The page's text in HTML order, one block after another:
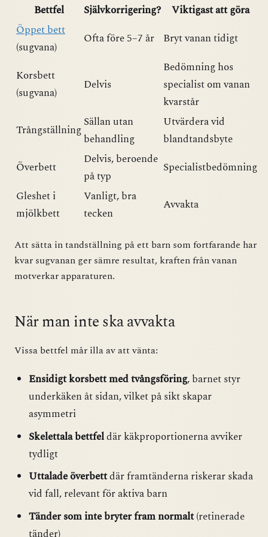
Bettfel Självkorrigering?
Viktigast att göra
Öppet bett
(sugvana)
Ofta före 5–7 år Bryt vanan tidigt
Korsbett
(sugvana)
Delvis
Bedömning hos
specialist om vanan
kvarstår
Trångställning
Sällan utan
behandling
Utvärdera vid
blandtandsbyte
Överbett
Delvis, beroende
på typ
Specialistbedömning
Gleshet i
mjölkbett
Vanligt, bra
tecken
Avvakta
Att sätta in tandställning på ett barn som fortfarande har
kvar sugvanan ger sämre resultat, kraften från vanan
motverkar apparaturen.
När man inte ska avvakta
Vissa bettfel mår illa av att vänta:
Ensidigt korsbett med tvångsföring, barnet styr
underkäken åt sidan, vilket på sikt skapar
asymmetri
Skelettala bettfeldär käkproportionerna avviker
tydligt
Uttalade överbettdär framtänderna riskerar skada
vid fall, relevant för aktiva barn
Tänder som inte bryter fram normalt(retinerade